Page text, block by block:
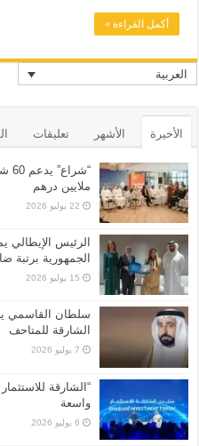
أكمل القراءة »
العربية
الأخيرة الأشهر تعليقات
ملايين درهم
22 يوليو 2026
الرئيس
الجمهورية برتبة
15 يوليو 2026
سلطان القاسمي
الشارقة للمتاحف
7 يوليو 2026
واسعة
6 يوليو 2026